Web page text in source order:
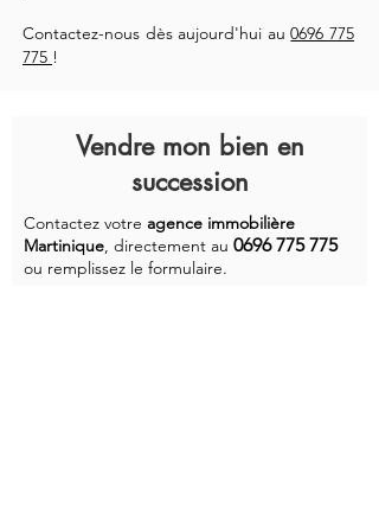
Contactez-nous dès aujourd'hui au0696 775
775 !
Vendre mon bien en
succession
Contactez votre agence immobilière
Martinique, directement au 0696 775 775
ou remplissez le formulaire.